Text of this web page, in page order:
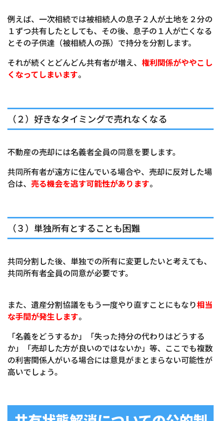
例えば、一次相続では被相続人の息子２人が土地を２分の
１ずつ共有したとしても、その後、息子の１人が亡くなる
とその子供達（被相続人の孫）で持分を分割します。
それが続くとどんどん共有者が増え、 権利関係がややこし
くなってしまいます。
（２）好きなタイミングで売れなくなる
不動産の売却には名義者全員の同意を要します。
共同所有者が遠方に住んでいる場合や、売却に反対した場
合は、 売る機会を逃す可能性があります。
（３）単独所有とすることも困難
共同分割した後、単独での所有に変更したいと考えても、
共同所有者全員の同意が必要です。
また、遺産分割協議をもう一度やり直すことにもなり相当
な手間が発生します。
「名義をどうするか」「失った持分の代わりはどうする
か」「売却した方が良いのではないか」等、ここでも複数
の利害関係人がいる場合には意見がまとまらない可能性が
高いでしょう。